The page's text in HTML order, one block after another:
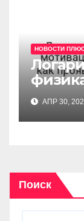
НОВОСТИ
как
АПР 30,
Поиск